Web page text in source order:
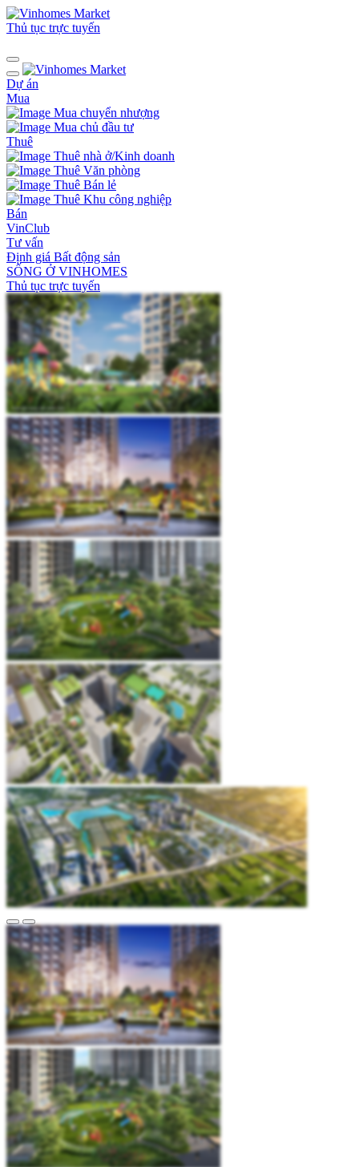
Thủ tục trực tuyến
Dự án
Mua
Mua chuyển nhượng
Mua chủ đầu tư
Thuê
Thuê nhà ở/Kinh doanh
Thuê Văn phòng
Thuê Bán lẻ
Thuê Khu công nghiệp
Bán
VinClub
Tư vấn
Định giá Bất động sản
SỐNG Ở VINHOMES
Thủ tục trực tuyến